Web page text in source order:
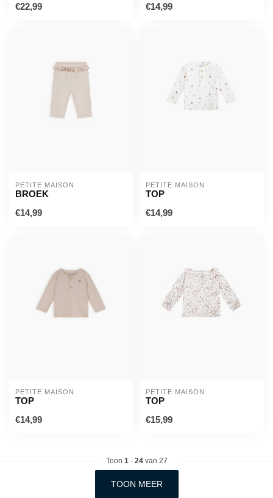
€22,99
€14,99
PETITE MAISON
BROEK
€14,99
PETITE MAISON
TOP
€14,99
PETITE MAISON
TOP
€14,99
PETITE MAISON
TOP
€15,99
Toon 1 - 24van 27
TOON MEER